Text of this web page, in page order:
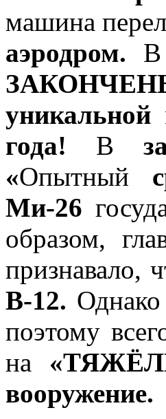
машина
аэродром. В
уникальной
года! В
«Опытный
Ми-26
образом,
признавало,
В-12.
поэтому
на
вооружение.